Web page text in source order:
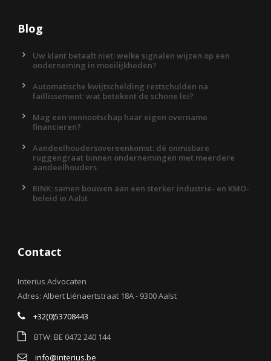
Blog
Uw klant betaalt niet: welke signalen wijzen op een
onderneming in moeilijkheden?
Automatische kwijtschelding restschulden na
faillissement: wat betekent de schone lei?
Mag een vennootschap haar eigen overname
financieren?
Aandeelhoudersovereenkomst: dé onmisbare
ruggengraat binnen ondernemingen met meerdere
aandeelhouders
RINK: samen bouwen aan een sterker industrie- en KMO-
beleid in Aalst
Contact
Interius Advocaten
Adres: Albert Liénaertstraat 18A - 9300 Aalst
+32(0)53708443
BTW: BE 0472 240 144
info@interius.be